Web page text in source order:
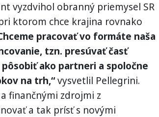
vyzdvihol obranný priemysel SR
ktorom chce krajina rovnako
pracovať vo formáte naša
tzn. presúvať časť
ako partneri a spoločne
na trh,“vysvetlil Pellegrini.
finančnými zdrojmi z
a tak prísť s novými